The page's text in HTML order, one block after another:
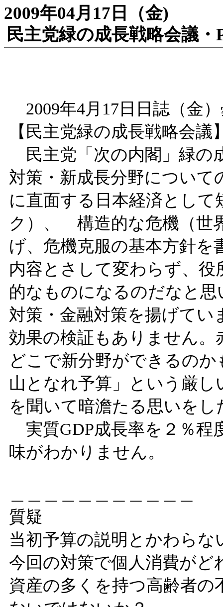
2009年04月17日（金)
民主党緑の成長戦略会議・
2009年4月17日日誌（金
【民主党緑の成長戦略会議
民主党「次の内閣」緑の
対策・新成長分野につい
に直面する日本経済とし
ク）、 構造的な危機（世
げ、危機克服の基本方針
内容とさして変わらず、
的なものになるのだなと
対策・金融対策を揚げてい
効果の検証もありません
どこで新分野ができるの
山となれ予算」という厳
を聞いて暗澹たる思いを
実質GDP成長率を２％程
味がわかりません。
質疑
当初予算の説明とかわら
今回の対策で個人消費が
資産の多くを持つ高齢者